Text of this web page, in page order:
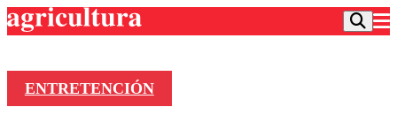
ENTRETENCIÓN